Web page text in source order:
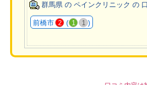
群馬県 の ペインクリニック の
前橋市 2 ( 1 1 )